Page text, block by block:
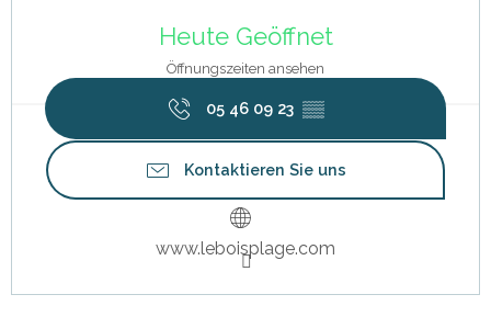
Heute Geöffnet
Öffnungszeiten ansehen
05 46 09 23 ▒▒
Kontaktieren Sie uns
www.leboisplage.com